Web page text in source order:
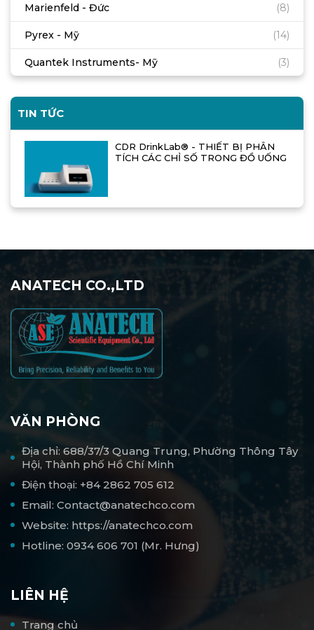
Marienfeld - Đức (8)
Pyrex - Mỹ (14)
Quantek Instruments- Mỹ (3)
TIN TỨC
CDR DrinkLab® - THIẾT BỊ PHÂN
TÍCH CÁC CHỈ SỐ TRONG ĐỒ UỐNG
ANATECH CO.,LTD
VĂN PHÒNG
Địa chỉ: 688/37/3 Quang Trung, Phường Thông Tây
Hội, Thành phố Hồ Chí Minh
Điện thoại: +84 2862 705 612
Email: Contact@anatechco.com
Website: https://anatechco.com
Hotline: 0934 606 701 (Mr. Hưng)
LIÊN HỆ
Trang chủ